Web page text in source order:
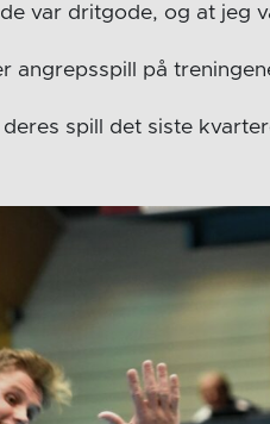
var dritgode, og at jeg
angrepsspill på
spill det siste